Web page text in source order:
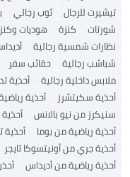
تيشيرت للرجال
ثوب رجالي
شورتات
كنزة هوديات
نظارات شمسية رجالية
شباشب رجالية
حقائب سفر
ملابس داخلية رجالية
أحذية
أحذية سكيتشرز
أحذية
سنيكرز من نيو بالانس
أحذية رياضية من بوما
أحذية جري من أونيتسوكا تايجر
أحذية رياضية من أديداس